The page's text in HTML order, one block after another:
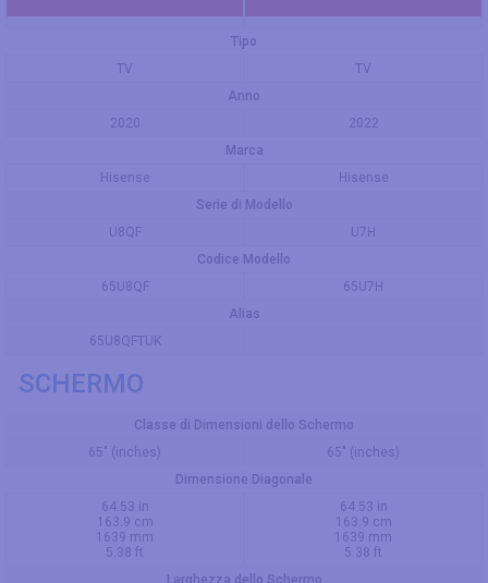
Tipo
TV
TV
Anno
2020
2022
Marca
Hisense
Hisense
Serie di Modello
U8QF
U7H
Codice Modello
65U8QF
65U7H
Alias
65U8QFTUK
SCHERMO
Classe di Dimensioni dello Schermo
65" (inches)
65" (inches)
Dimensione Diagonale
64.53 in
163.9 cm
1639 mm
5.38 ft
64.53 in
163.9 cm
1639 mm
5.38 ft
Larghezza dello Schermo